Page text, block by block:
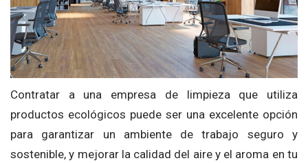
Contratar a una empresa de limpieza que utiliza
productos ecológicos puede ser una excelente opción
para garantizar un ambiente de trabajo seguro y
sostenible, y mejorar la calidad del aire y el aroma en tu